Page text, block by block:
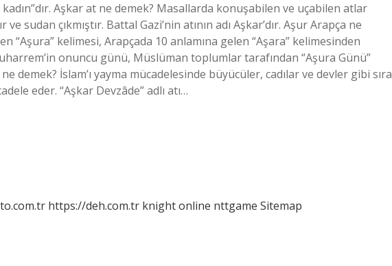
kadın”dır. Aşkar at ne demek? Masallarda konuşabilen ve uçabilen atlar
ve sudan çıkmıştır. Battal Gazi’nin atının adı Aşkar’dır. Aşur Arapça ne
“Aşura” kelimesi, Arapçada 10 anlamına gelen “Aşara” kelimesinden
onuncu günü, Müslüman toplumlar tarafından “Aşura Günü”
demek? İslam’ı yayma mücadelesinde büyücüler, cadılar ve devler gibi sıra
eder. “Aşkar Devzâde” adlı atı…
https://deh.com.tr knight online nttgame Sitemap